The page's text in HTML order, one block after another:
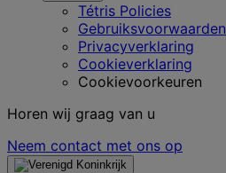
Tétris Policies
Gebruiksvoorwaarden
Privacyverklaring
Cookieverklaring
Cookievoorkeuren
Horen wij graag van u
Neem contact met ons op